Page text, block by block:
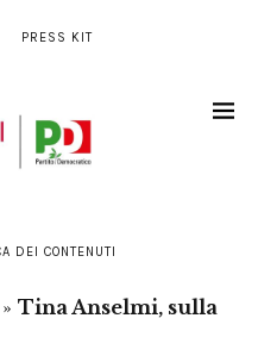
PRESS KIT
DEI CONTENUTI
» Tina Anselmi, sulla